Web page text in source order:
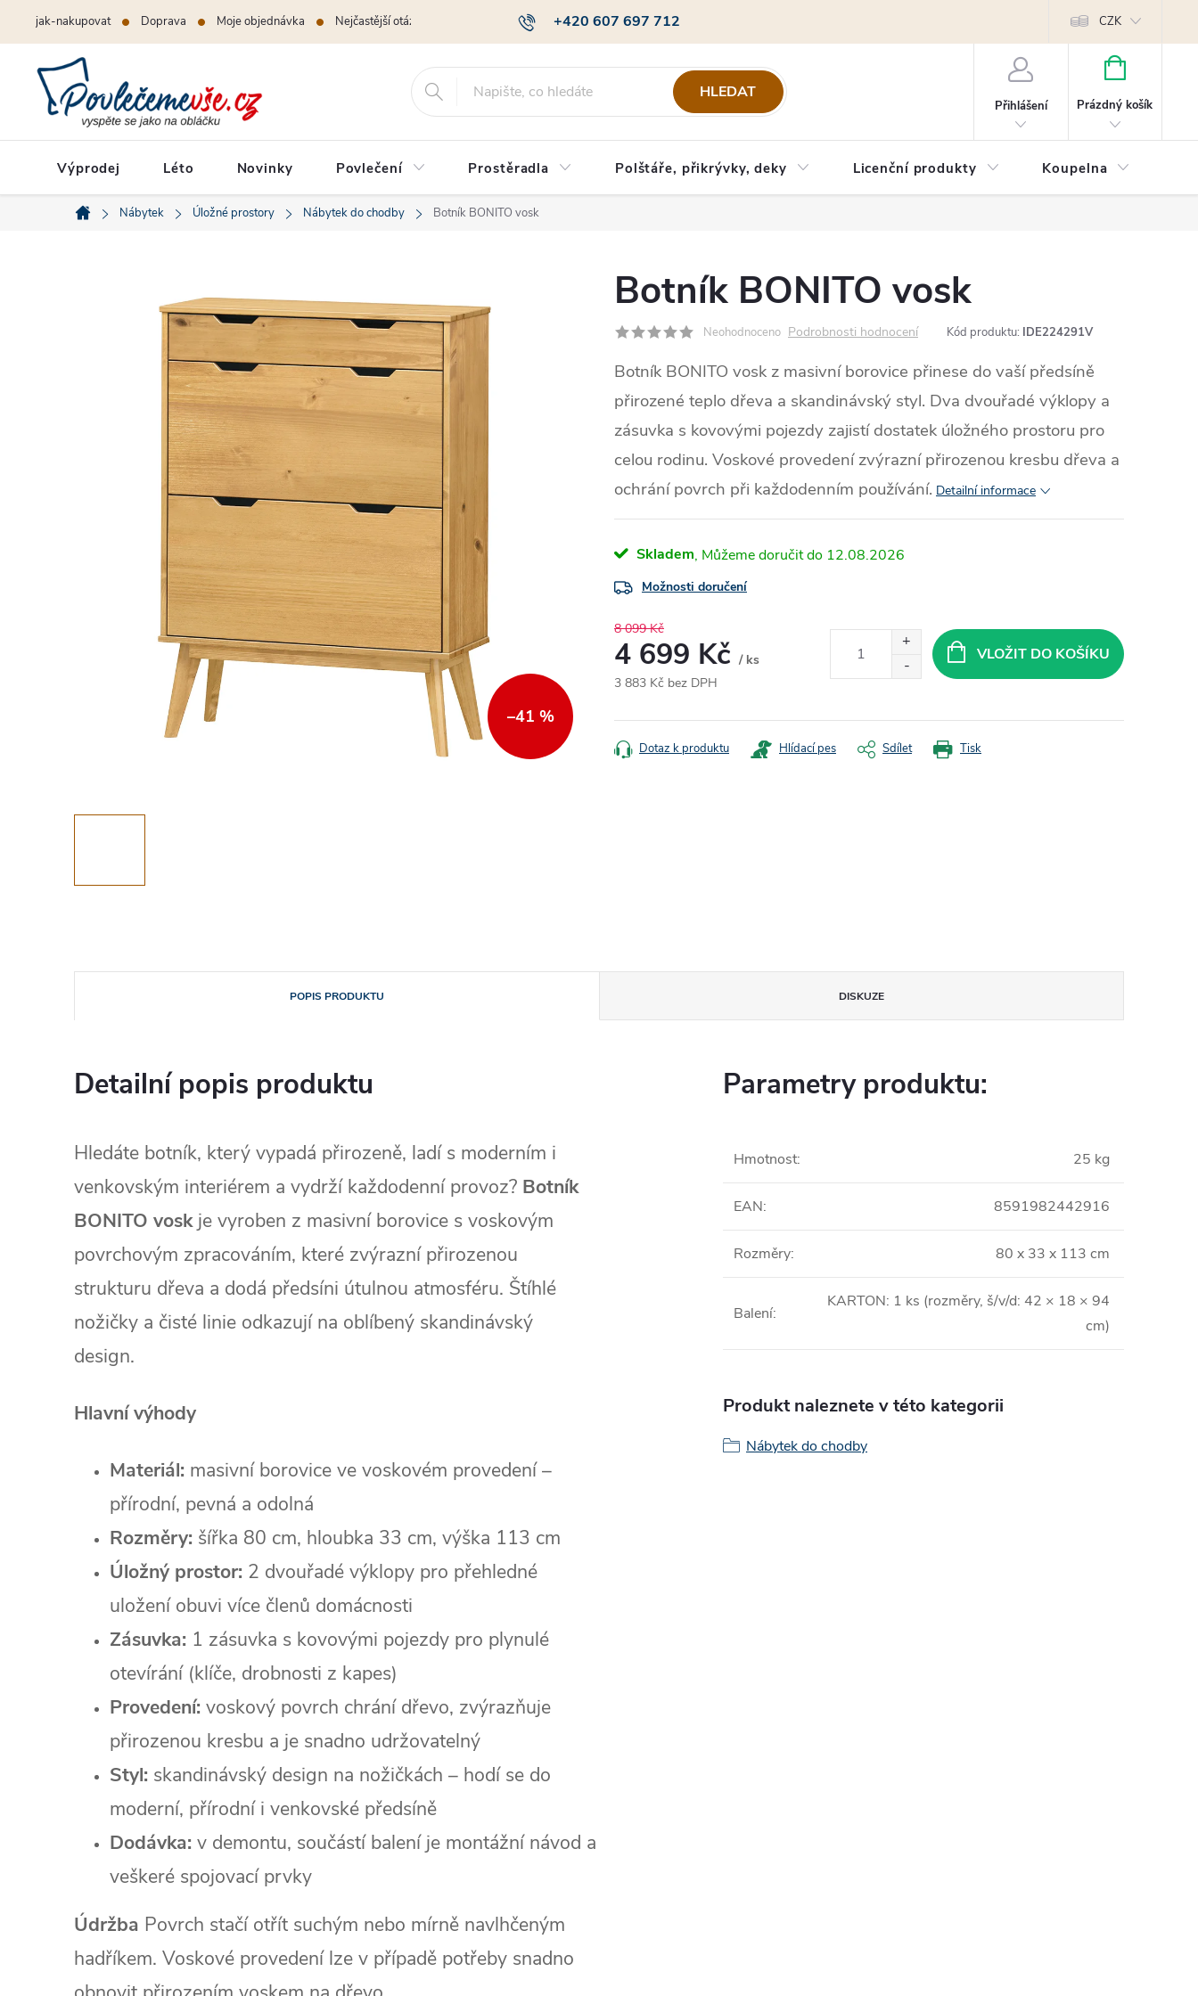
+420 607 697 712
jak-nakupovat Doprava Moje objednávka Nejčastější otázky Obchodní podmínky Podmínky ochrany osobních údajů Poptávky a B2B
CZK
HLEDAT
Přihlášení
NÁKUPNÍ
Prázdný košík
Výprodej Léto Novinky Povlečení Prostěradla Polštáře, přikrývky, deky Licenční produkty Koupelna
Domů
Nábytek Úložné prostory Nábytek do chodby Botník BONITO vosk
–41 %
Botník BONITO vosk
Neohodnoceno Podrobnosti hodnocení Kód produktu: IDE224291V
Botník BONITO vosk z masivní borovice přinese do vaší předsíně
přirozené teplo dřeva a skandinávský styl. Dva dvouřadé výklopy a
zásuvka s kovovými pojezdy zajistí dostatek úložného prostoru pro
celou rodinu. Voskové provedení zvýrazní přirozenou kresbu dřeva a
ochrání povrch při každodenním používání. Detailní informace
Skladem 12.08.2026
Možnosti doručení
8 099 Kč
4 699 Kč / ks
3 883 Kč bez DPH
cena:
VLOŽIT DO KOŠÍKU
Tisk
Dotaz k produktu Hlídací pes Sdílet
POPIS PRODUKTU DISKUZE
Detailní popis produktu
Hledáte botník, který vypadá přirozeně, ladí s moderním i
venkovským interiérem a vydrží každodenní provoz? Botník
BONITO voskje vyroben z masivní borovice s voskovým
povrchovým zpracováním, které zvýrazní přirozenou
strukturu dřeva a dodá předsíni útulnou atmosféru. Štíhlé
nožičky a čisté linie odkazují na oblíbený skandinávský
design.
Hlavní výhody
Materiál: masivní borovice ve voskovém provedení –
přírodní, pevná a odolná
Rozměry: šířka 80 cm, hloubka 33 cm, výška 113 cm
Úložný prostor: 2 dvouřadé výklopy pro přehledné
uložení obuvi více členů domácnosti
Zásuvka: 1 zásuvka s kovovými pojezdy pro plynulé
otevírání (klíče, drobnosti z kapes)
Provedení: voskový povrch chrání dřevo, zvýrazňuje
přirozenou kresbu a je snadno udržovatelný
Styl: skandinávský design na nožičkách – hodí se do
moderní, přírodní i venkovské předsíně
Dodávka: v demontu, součástí balení je montážní návod a
veškeré spojovací prvky
Údržba Povrch stačí otřít suchým nebo mírně navlhčeným
hadříkem. Voskové provedení lze v případě potřeby snadno
Parametry produktu:
Hmotnost: 25 kg
EAN: 8591982442916
Rozměry: 80 x 33 x 113 cm
Balení:
KARTON: 1 ks (rozměry, š/v/d: 42 × 18 × 94
cm)
Produkt naleznete v této kategorii
Nábytek do chodby